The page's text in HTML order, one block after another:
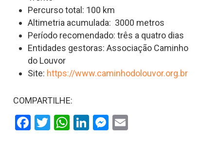
Percurso total: 100 km
Altimetria acumulada: 3000 metros
Período recomendado: três a quatro dias
Entidades gestoras: Associação Caminho
do Louvor
Site: https://www.caminhodolouvor.org.br
COMPARTILHE:
Facebook
TwitterWhatsApp
LinkedIn
Messenger